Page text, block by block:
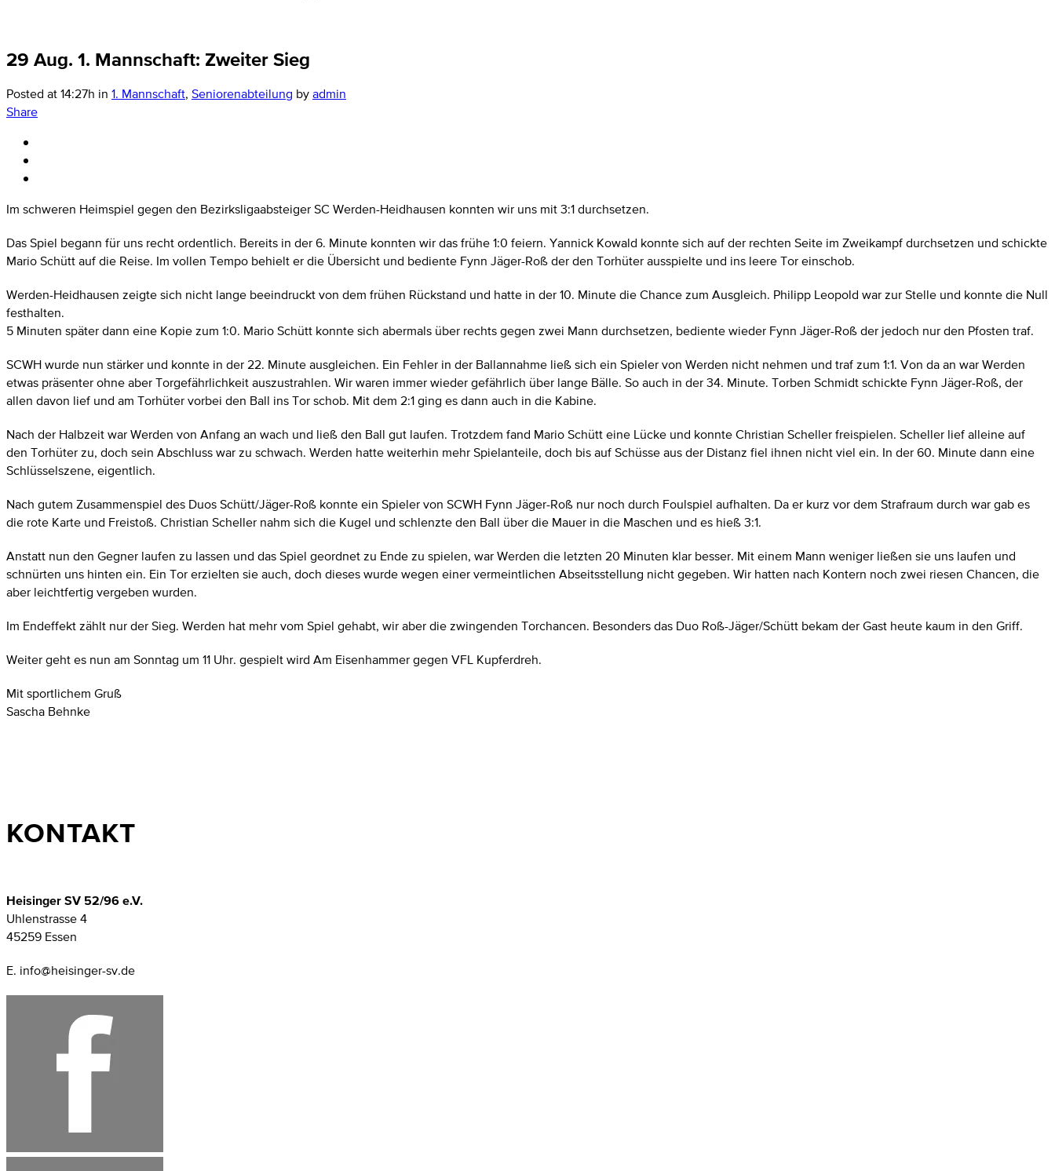
29 Aug. 1. Mannschaft: Zweiter Sieg
Posted at 14:27h in 1. Mannschaft, Seniorenabteilung byadmin
Share
Im schweren Heimspiel gegen den Bezirksligaabsteiger SC Werden-Heidhausen konnten wir uns mit 3:1 durchsetzen.
Das Spiel begann für uns recht ordentlich. Bereits in der 6. Minute konnten wir das frühe 1:0 feiern. Yannick Kowald konnte sich auf der rechten Seite im Zweikampf durchsetzen und schickte
Mario Schütt auf die Reise. Im vollen Tempo behielt er die Übersicht und bediente Fynn Jäger-Roß der den Torhüter ausspielte und ins leere Tor einschob.
Werden-Heidhausen zeigte sich nicht lange beeindruckt von dem frühen Rückstand und hatte in der 10. Minute die Chance zum Ausgleich. Philipp Leopold war zur Stelle und konnte die Null
festhalten.
5 Minuten später dann eine Kopie zum 1:0. Mario Schütt konnte sich abermals über rechts gegen zwei Mann durchsetzen, bediente wieder Fynn Jäger-Roß der jedoch nur den Pfosten traf.
SCWH wurde nun stärker und konnte in der 22. Minute ausgleichen. Ein Fehler in der Ballannahme ließ sich ein Spieler von Werden nicht nehmen und traf zum 1:1. Von da an war Werden
etwas präsenter ohne aber Torgefährlichkeit auszustrahlen. Wir waren immer wieder gefährlich über lange Bälle. So auch in der 34. Minute. Torben Schmidt schickte Fynn Jäger-Roß, der
allen davon lief und am Torhüter vorbei den Ball ins Tor schob. Mit dem 2:1 ging es dann auch in die Kabine.
Nach der Halbzeit war Werden von Anfang an wach und ließ den Ball gut laufen. Trotzdem fand Mario Schütt eine Lücke und konnte Christian Scheller freispielen. Scheller lief alleine auf
den Torhüter zu, doch sein Abschluss war zu schwach. Werden hatte weiterhin mehr Spielanteile, doch bis auf Schüsse aus der Distanz fiel ihnen nicht viel ein. In der 60. Minute dann eine
Schlüsselszene, eigentlich.
Nach gutem Zusammenspiel des Duos Schütt/Jäger-Roß konnte ein Spieler von SCWH Fynn Jäger-Roß nur noch durch Foulspiel aufhalten. Da er kurz vor dem Strafraum durch war gab es
die rote Karte und Freistoß. Christian Scheller nahm sich die Kugel und schlenzte den Ball über die Mauer in die Maschen und es hieß 3:1.
Anstatt nun den Gegner laufen zu lassen und das Spiel geordnet zu Ende zu spielen, war Werden die letzten 20 Minuten klar besser. Mit einem Mann weniger ließen sie uns laufen und
schnürten uns hinten ein. Ein Tor erzielten sie auch, doch dieses wurde wegen einer vermeintlichen Abseitsstellung nicht gegeben. Wir hatten nach Kontern noch zwei riesen Chancen, die
aber leichtfertig vergeben wurden.
Im Endeffekt zählt nur der Sieg. Werden hat mehr vom Spiel gehabt, wir aber die zwingenden Torchancen. Besonders das Duo Roß-Jäger/Schütt bekam der Gast heute kaum in den Griff.
Weiter geht es nun am Sonntag um 11 Uhr. gespielt wird Am Eisenhammer gegen VFL Kupferdreh.
Mit sportlichem Gruß
Sascha Behnke
KONTAKT
Heisinger SV 52/96 e.V.
Uhlenstrasse 4
45259 Essen
E. info@heisinger-sv.de